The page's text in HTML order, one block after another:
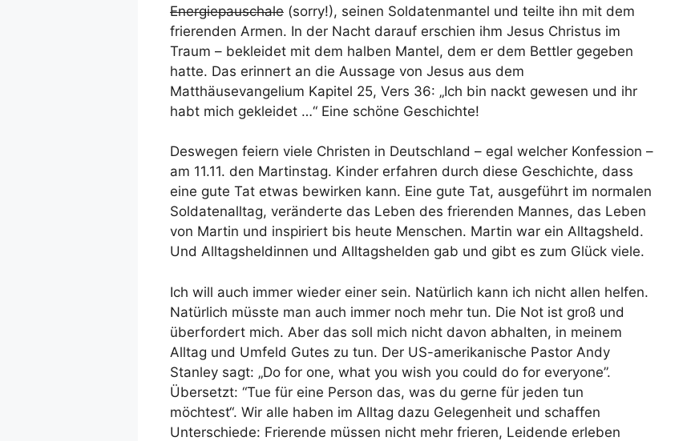
Energiepauschale (sorry!), seinen Soldatenmantel und teilte ihn mit dem
frierenden Armen. In der Nacht darauf erschien ihm Jesus Christus im
Traum – bekleidet mit dem halben Mantel, dem er dem Bettler gegeben
hatte. Das erinnert an die Aussage von Jesus aus dem
Matthäusevangelium Kapitel 25, Vers 36: „Ich bin nackt gewesen und ihr
habt mich gekleidet …“ Eine schöne Geschichte!
Deswegen feiern viele Christen in Deutschland – egal welcher Konfession –
am 11.11. den Martinstag. Kinder erfahren durch diese Geschichte, dass
eine gute Tat etwas bewirken kann. Eine gute Tat, ausgeführt im normalen
Soldatenalltag, veränderte das Leben des frierenden Mannes, das Leben
von Martin und inspiriert bis heute Menschen. Martin war ein Alltagsheld.
Und Alltagsheldinnen und Alltagshelden gab und gibt es zum Glück viele.
Ich will auch immer wieder einer sein. Natürlich kann ich nicht allen helfen.
Natürlich müsste man auch immer noch mehr tun. Die Not ist groß und
überfordert mich. Aber das soll mich nicht davon abhalten, in meinem
Alltag und Umfeld Gutes zu tun. Der US-amerikanische Pastor Andy
Stanley sagt: „Do for one, what you wish you could do for everyone”.
Übersetzt: “Tue für eine Person das, was du gerne für jeden tun
möchtest“. Wir alle haben im Alltag dazu Gelegenheit und schaffen
Unterschiede: Frierende müssen nicht mehr frieren, Leidende erleben